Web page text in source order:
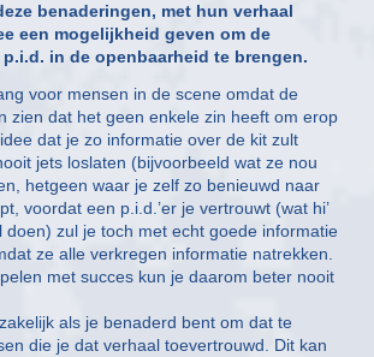
benaderingen, met hun verhaal
een mogelijkheid geven om de
in de openbaarheid te brengen.
voor mensen in de scene omdat de
zien dat het geen enkele zin heeft om erop
dat je zo informatie over de kit zult
jets loslaten (bijvoorbeeld wat ze nou
hetgeen waar je zelf zo benieuwd naar
voordat een p.i.d.’er je vertrouwt (wat hi’
doen) zul je toch met echt goede informatie
ze alle verkregen informatie natrekken.
met succes kun je daarom beter nooit
als je benaderd bent om dat te
die je dat verhaal toevertrouwd. Dit kan